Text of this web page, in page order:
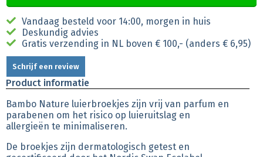
Vandaag besteld voor 14:00, morgen in huis
Deskundig advies
Gratis verzending in NL boven € 100,- (anders € 6,95)
Schrijf een review
Product informatie
Bambo Nature luierbroekjes zijn vrij van parfum en
parabenen om het risico op luieruitslag en
allergieën te minimaliseren.
De broekjes zijn dermatologisch getest en